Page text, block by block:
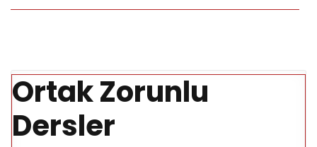
Ortak Zorunlu
Dersler